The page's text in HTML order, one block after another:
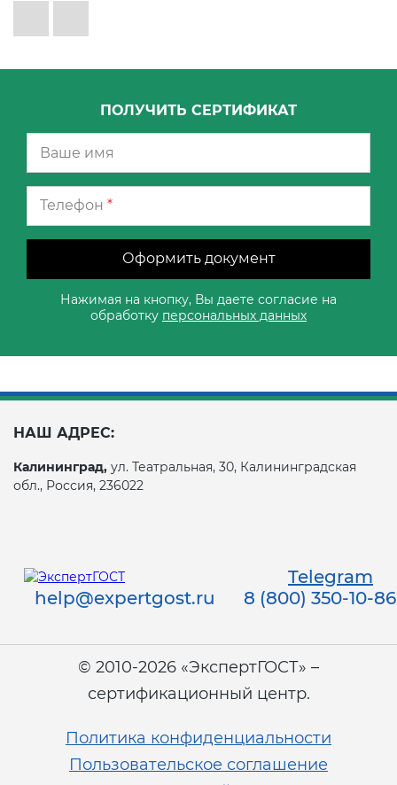
ПОЛУЧИТЬ СЕРТИФИКАТ
Телефон *
Оформить документ
Нажимая на кнопку, Вы даете согласие на
обработку персональных данных
НАШ АДРЕС:
Калининград, ул. Театральная, 30, Калининградская
обл., Россия, 236022
Telegram
help@expertgost.ru
8 (800) 350-10-86
© 2010-2026 «ЭкспертГОСТ» –
сертификационный центр.
Политика конфиденциальности
Пользовательское соглашение